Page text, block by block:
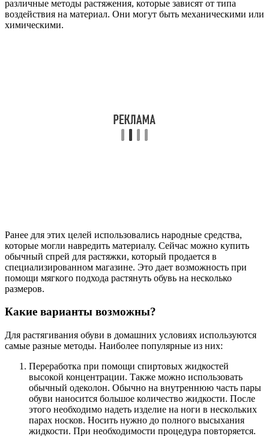
различные методы растяжения, которые зависят от типа
воздействия на материал. Они могут быть механическими или
химическими.
Ранее для этих целей использовались народные средства,
которые могли навредить материалу. Сейчас можно купить
обычный спрей для растяжки, который продается в
специализированном магазине. Это дает возможность при
помощи мягкого подхода растянуть обувь на несколько
размеров.
Какие варианты возможны?
Для растягивания обуви в домашних условиях используются
самые разные методы. Наиболее популярные из них:
Переработка при помощи спиртовых жидкостей
высокой концентрации. Также можно использовать
обычный одеколон. Обычно на внутреннюю часть пары
обуви наносится большое количество жидкости. После
этого необходимо надеть изделие на ноги в нескольких
парах носков. Носить нужно до полного высыхания
жидкости. При необходимости процедура повторяется.